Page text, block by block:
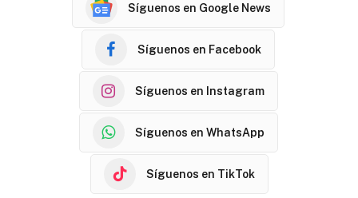
Síguenos en Google News
Síguenos en Facebook
Síguenos en Instagram
Síguenos en WhatsApp
Síguenos en TikTok